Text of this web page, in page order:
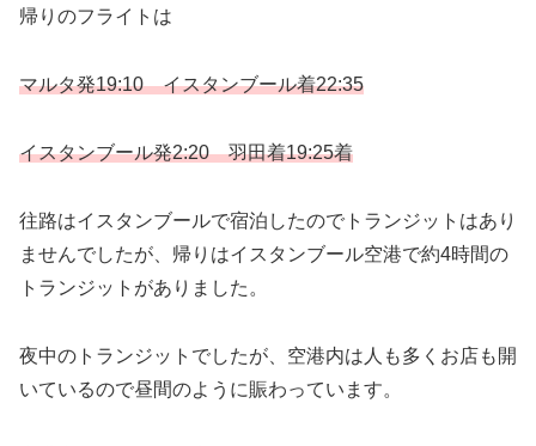
帰りのフライトは
マルタ発19:10 イスタンブール着22:35
イスタンブール発2:20 羽田着19:25着
往路はイスタンブールで宿泊したのでトランジットはあり
ませんでしたが、帰りはイスタンブール空港で約4時間の
トランジットがありました。
夜中のトランジットでしたが、空港内は人も多くお店も開
いているので昼間のように賑わっています。